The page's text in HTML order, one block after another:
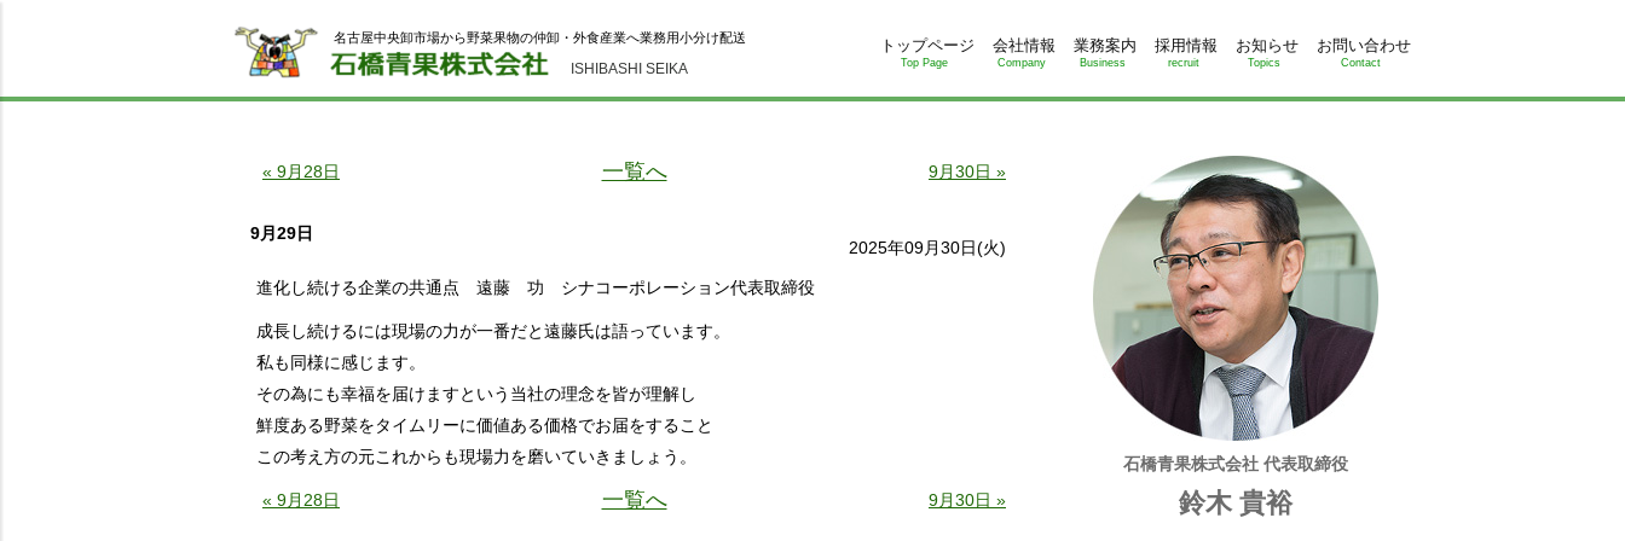
ISHIBASHI SEIKA
名古屋中央卸市場から野菜果物の仲卸・外食産業へ業務用小分け配送 トップページ
Top Page
会社情報
Company
業務案内
Business
採用情報
recruit
お知らせ
Topics
お問い合わせ
Contact
« 9月28日 一覧へ 9月30日 »
9月29日
2025年09月30日(火)
進化し続ける企業の共通点 遠藤 功 シナコーポレーション代表取締役
成長し続けるには現場の力が一番だと遠藤氏は語っています。
私も同様に感じます。
その為にも幸福を届けますという当社の理念を皆が理解し
鮮度ある野菜をタイムリーに価値ある価格でお届をすること
この考え方の元これからも現場力を磨いていきましょう。
« 9月28日 一覧へ 9月30日 »
石橋青果株式会社 代表取締役
鈴木 貴裕